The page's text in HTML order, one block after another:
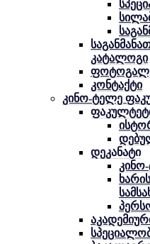
კატალოგი
კონტაქტი
კინო-ტელე
დეკანატი